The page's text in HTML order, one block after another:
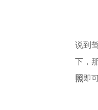
说到
下，
照即